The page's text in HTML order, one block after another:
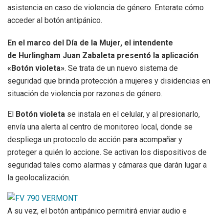
asistencia en caso de violencia de género. Enterate cómo
acceder al botón antipánico.
En el marco del Día de la Mujer, el intendente
de Hurlingham Juan Zabaleta presentó la aplicación
«Botón violeta». Se trata de un nuevo sistema de
seguridad que brinda protección a mujeres y disidencias en
situación de violencia por razones de género.
El Botón violeta se instala en el celular, y al presionarlo,
envía una alerta al centro de monitoreo local, donde se
despliega un protocolo de acción para acompañar y
proteger a quién lo accione. Se activan los dispositivos de
seguridad tales como alarmas y cámaras que darán lugar a
la geolocalización.
A su vez, el botón antipánico permitirá enviar audio e